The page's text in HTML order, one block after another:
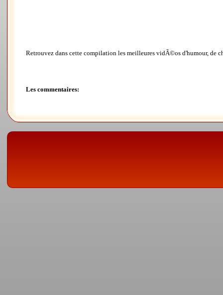
Retrouvez dans cette compilation les meilleures vidÃ©os d'humour, de
Les commentaires: